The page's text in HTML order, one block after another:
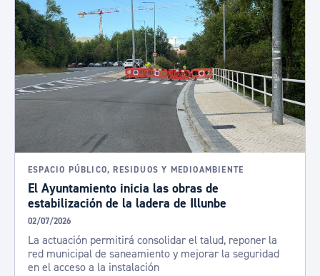
ESPACIO PÚBLICO, RESIDUOS Y MEDIOAMBIENTE
El Ayuntamiento inicia las obras de
estabilización de la ladera de Illunbe
02/07/2026
La actuación permitirá consolidar el talud, reponer la
red municipal de saneamiento y mejorar la seguridad
en el acceso a la instalación